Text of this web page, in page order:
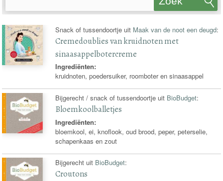
Snack of tussendoortje uit Maak van de noot een deugd:
Cremedoublies van kruidnoten met
sinaasappelbotercreme
Ingrediënten:
kruidnoten, poedersuiker, roomboter en sinaasappel
Bijgerecht / snack of tussendoortje uit BioBudget:
Bloemkoolballetjes
Ingrediënten:
bloemkool, ei, knoflook, oud brood, peper, peterselie,
schapenkaas en zout
Bijgerecht uit BioBudget:
Croutons